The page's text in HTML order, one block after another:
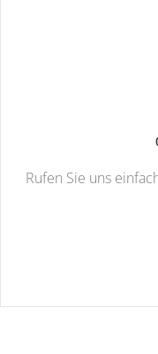
Rufen Sie uns